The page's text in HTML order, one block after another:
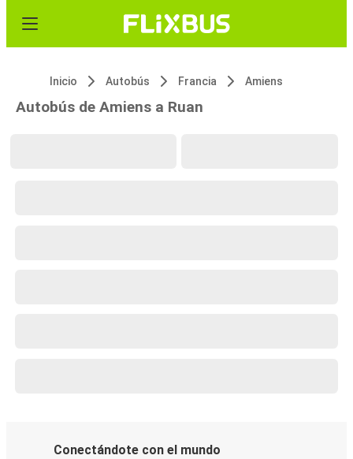
Inicio Autobús Francia Amiens
Autobús de Amiens a Ruan
Conectándote con el mundo